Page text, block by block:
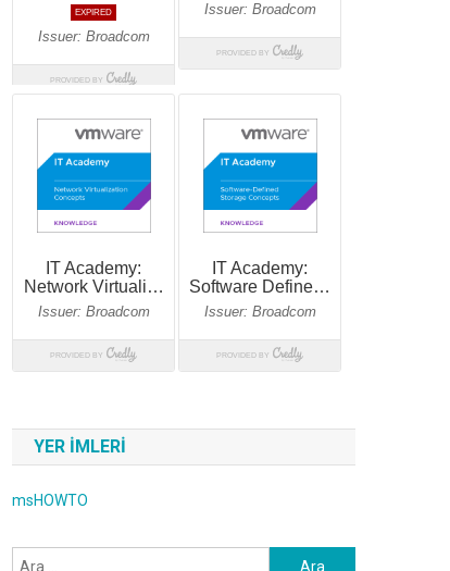
YER IMLERI
msHOWTO
Arama: